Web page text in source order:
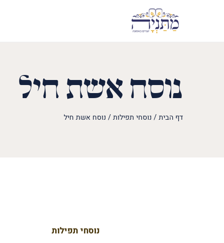
נוסח אשת חיל
דף הבית/ נוסחי תפילות/ נוסח אשת חיל
נוסחי תפילות